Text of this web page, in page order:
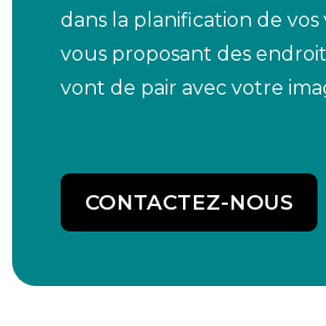
dans la planification de vos
vous proposant des
vont de pair avec votre
CONTACTEZ-NOUS